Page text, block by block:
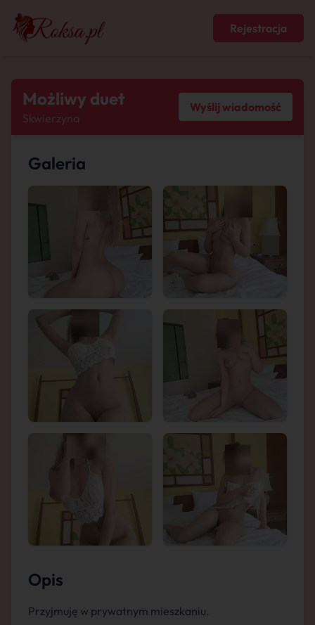
Rejestracja
Możliwy duet
Skwierzyna
Wyślij wiadomość
Galeria
Opis
Przyjmuję w prywatnym mieszkaniu.